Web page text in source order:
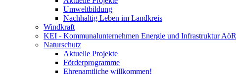
Umweltbildung
Nachhaltig Leben im Landkreis
Windkraft
KEI - Kommunalunternehmen Energie und Infrastruktur AöR
Naturschutz
Aktuelle Projekte
Förderprogramme
Ehrenamtliche willkommen!